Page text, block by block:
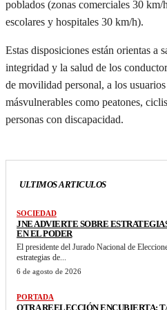
poblados (zonas comerciales 30 km/h
escolares y hospitales 30 km/h).
Estas disposiciones están orientas a
integridad y la salud de los
de movilidad personal, a los
másvulnerables como peatones,
personas con discapacidad.
ULTIMOS ARTICULOS
SOCIEDAD
JNE ADVIERTE SOBRE
EN EL PODER
El presidente del Jurado Nacional de
estrategias de...
6 de agosto de 2026
PORTADA
OTRA REELECCIÓN ENCUBIERTA: